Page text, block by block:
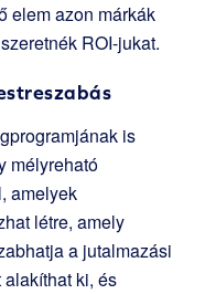
elem azon márkák
ROI-jukat.
is
mélyreható
amelyek
létre, amely
a jutalmazási
ki, és